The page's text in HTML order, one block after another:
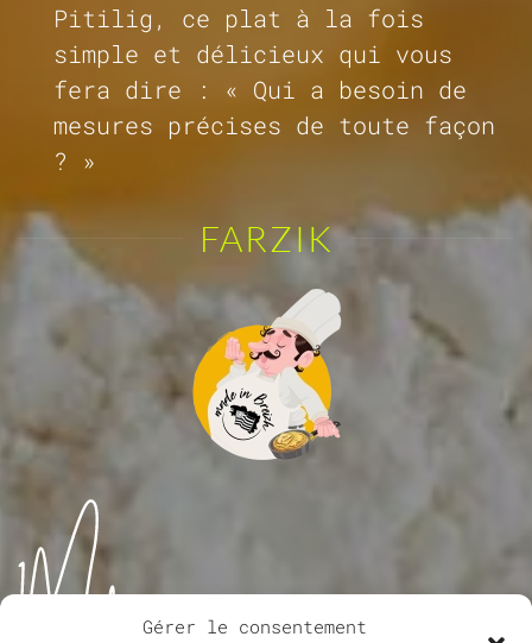
Gérer le consentement
Pitilig, ce plat à la fois
simple et délicieux qui vous
fera dire : « Qui a besoin de
mesures précises de toute façon
? »
FARZIK
Assocation Côtes des Sables. Tous droits réservés
NOS PARTENAIRES
Saint Pierre Plouescat
Hermine Kernic Handball
Plouescat Actions
Créatem
Casino Partouche Plouescat